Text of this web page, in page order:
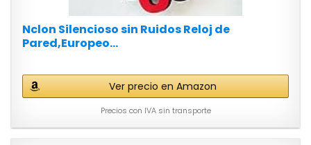
Nclon Silencioso sin Ruidos Reloj de
Pared,Europeo...
Ver precio en Amazon
Precios con IVA sin transporte